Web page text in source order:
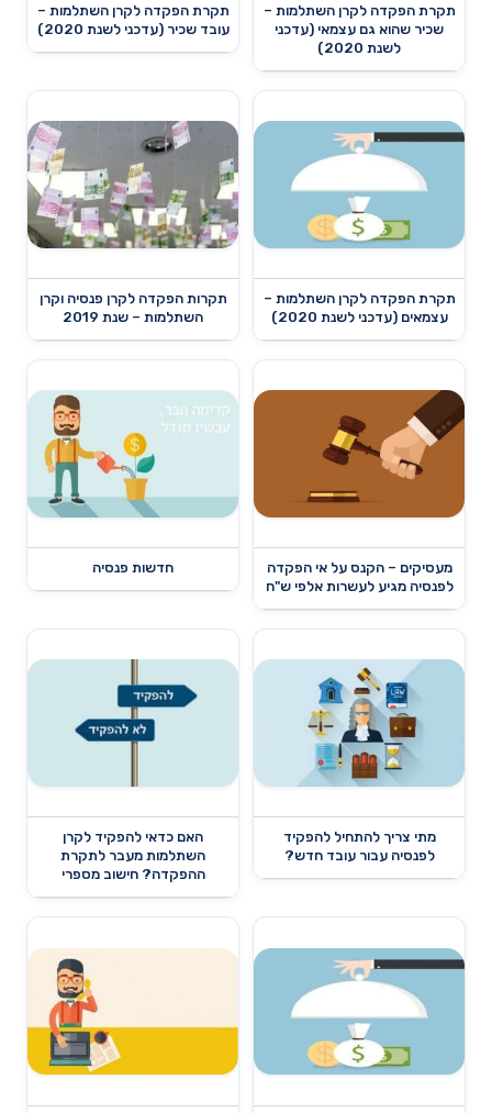
תקרת הפקדה לקרן השתלמות –
שכיר שהוא גם עצמאי (עדכני
לשנת 2020)
תקרת הפקדה לקרן השתלמות –
עובד שכיר (עדכני לשנת 2020)
תקרת הפקדה לקרן השתלמות –
עצמאים (עדכני לשנת 2020)
תקרות הפקדה לקרן פנסיה וקרן
השתלמות – שנת 2019
מעסיקים – הקנס על אי הפקדה
לפנסיה מגיע לעשרות אלפי ש"ח
חדשות פנסיה
מתי צריך להתחיל להפקיד
לפנסיה עבור עובד חדש?
האם כדאי להפקיד לקרן
השתלמות מעבר לתקרת
ההפקדה? חישוב מספרי